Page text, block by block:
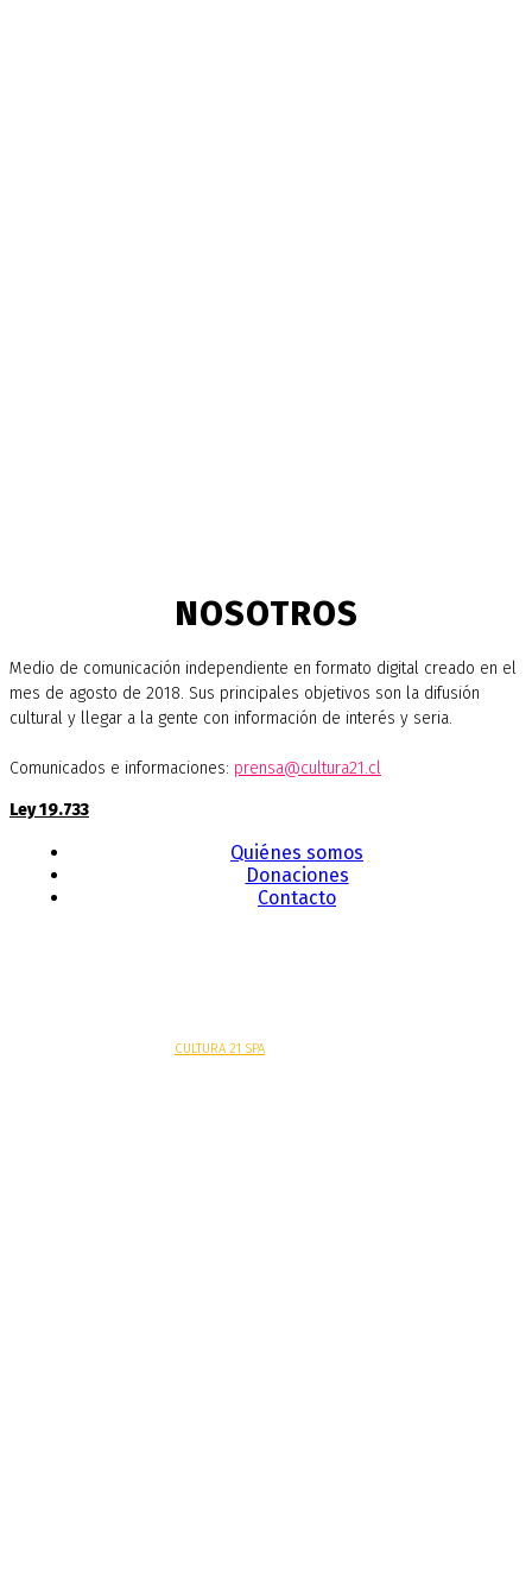
NOSOTROS
Medio de comunicación independiente en formato digital creado en el
mes de agosto de 2018. Sus principales objetivos son la difusión
cultural y llegar a la gente con información de interés y seria.
Comunicados e informaciones: prensa@cultura21.cl
Ley 19.733
Quiénes somos
Donaciones
Contacto
CULTURA 21 SPA